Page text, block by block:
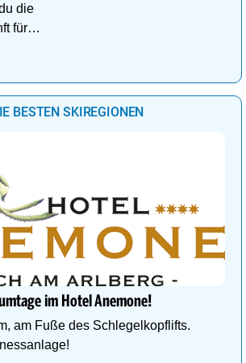
die
für
BESTEN SKIREGIONEN
im Hotel Anemone!
am Fuße des Schlegelkopflifts.